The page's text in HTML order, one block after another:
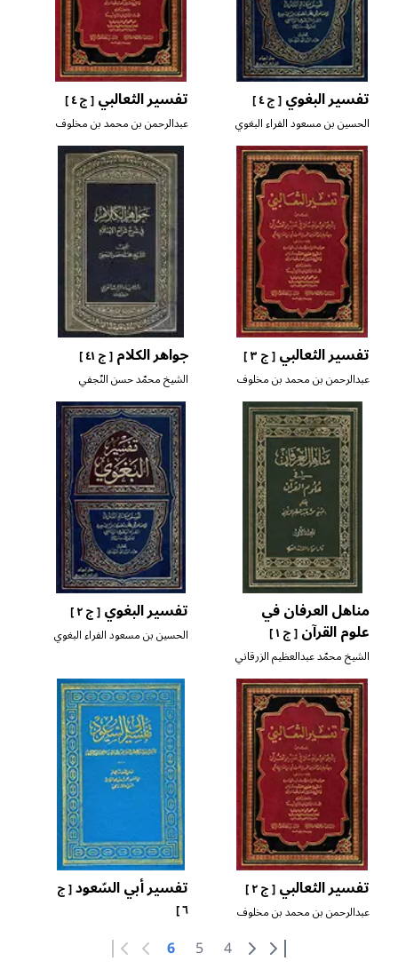
تفسير البغوي[ ج ٤ ]
الحسين بن مسعود الفراء البغوي
تفسير الثعالبي[ ج ٤ ]
عبدالرحمن بن محمد بن مخلوف
تفسير الثعالبي[ ج ٣ ]
عبدالرحمن بن محمد بن مخلوف
جواهر الكلام[ ج ٤١ ]
الشيخ محمّد حسن النّجفي
مناهل العرفان في
علوم القرآن[ ج ١ ]
الشيخ محمّد عبدالعظيم الزرقاني
تفسير البغوي[ ج ٢ ]
الحسين بن مسعود الفراء البغوي
تفسير الثعالبي[ ج ٢ ]
عبدالرحمن بن محمد بن مخلوف
تفسير أبي السّعود[ ج
٦ ]
4
5
6